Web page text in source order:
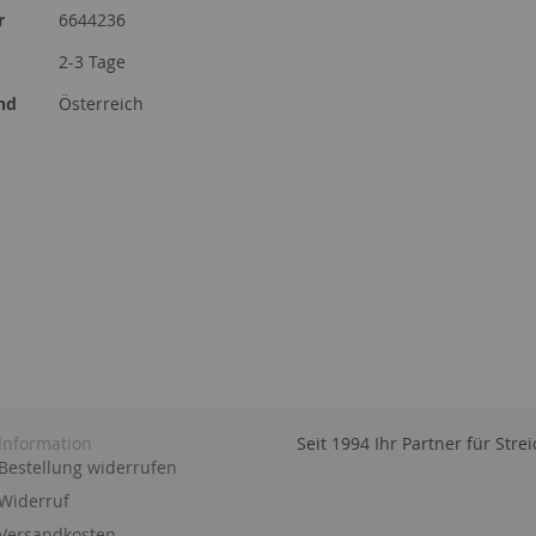
6644236
2-3 Tage
Österreich
widerrufen
Seit 1994 Ihr Partner für